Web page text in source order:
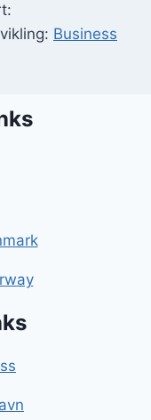
Business